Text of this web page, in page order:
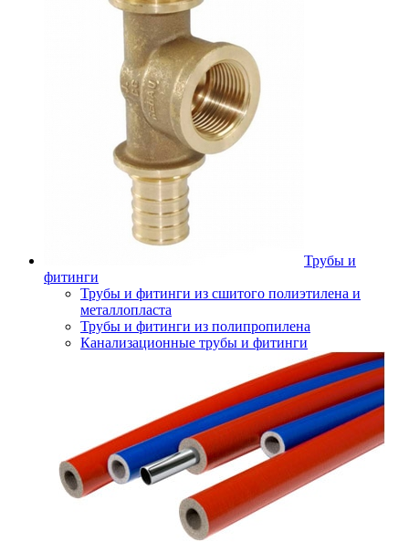
Трубы и
фитинги
Трубы и фитинги из сшитого полиэтилена и
металлопласта
Трубы и фитинги из полипропилена
Канализационные трубы и фитинги